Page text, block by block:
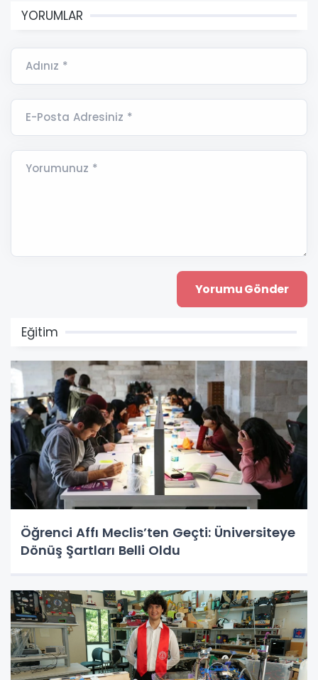
YORUMLAR
Adınız *
E-Posta Adresiniz *
Yorumunuz *
Eğitim
Öğrenci Affı Meclis’ten Geçti: Üniversiteye
Dönüş Şartları Belli Oldu